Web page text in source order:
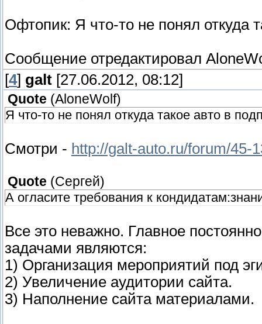
Офтопик: Я что-то не понял откуда
Сообщение отредактировал
[4] galt [27.06.2012, 08:12]
Quote (AloneWolf)
Я что-то не понял откуда такое авто в
Смотри - http://galt-auto.ru/forum/45-
Quote (Сергей)
А огласите требования к
Все это неважно. Главное
задачами являются:
1) Организация мероприятий под
2) Увеличение аудитории сайта.
3) Наполнение сайта материалами.